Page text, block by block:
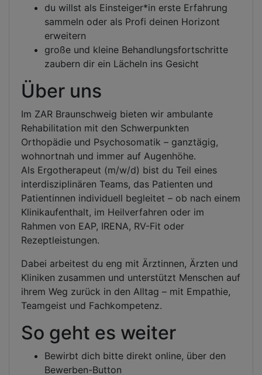
du willst als Einsteiger*in erste Erfahrung
sammeln oder als Profi deinen Horizont
erweitern
große und kleine Behandlungsfortschritte
zaubern dir ein Lächeln ins Gesicht
Über uns
Im ZAR Braunschweig bieten wir ambulante
Rehabilitation mit den Schwerpunkten
Orthopädie und Psychosomatik – ganztägig,
wohnortnah und immer auf Augenhöhe.
Als Ergotherapeut (m/w/d) bist du Teil eines
interdisziplinären Teams, das Patienten und
Patientinnen individuell begleitet – ob nach einem
Klinikaufenthalt, im Heilverfahren oder im
Rahmen von EAP, IRENA, RV-Fit oder
Rezeptleistungen.
Dabei arbeitest du eng mit Ärztinnen, Ärzten und
Kliniken zusammen und unterstützt Menschen auf
ihrem Weg zurück in den Alltag – mit Empathie,
Teamgeist und Fachkompetenz.
So geht es weiter
Bewirbt dich bitte direkt online, über den
Bewerben-Button